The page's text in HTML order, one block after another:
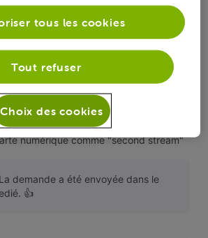
a commenté sur la publication de
carte numérique
peu inclus dans mon abonnement
via la box Evasion. Serait-il possible
numérique comme "second stream"
demande a été envoyée dans le
👍
Tout refuser
tous les cookies
Choix des cookies